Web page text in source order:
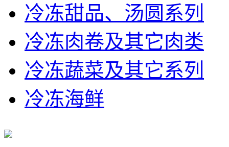
冷冻甜品、汤圆系列
冷冻肉卷及其它肉类
冷冻蔬菜及其它系列
冷冻海鲜